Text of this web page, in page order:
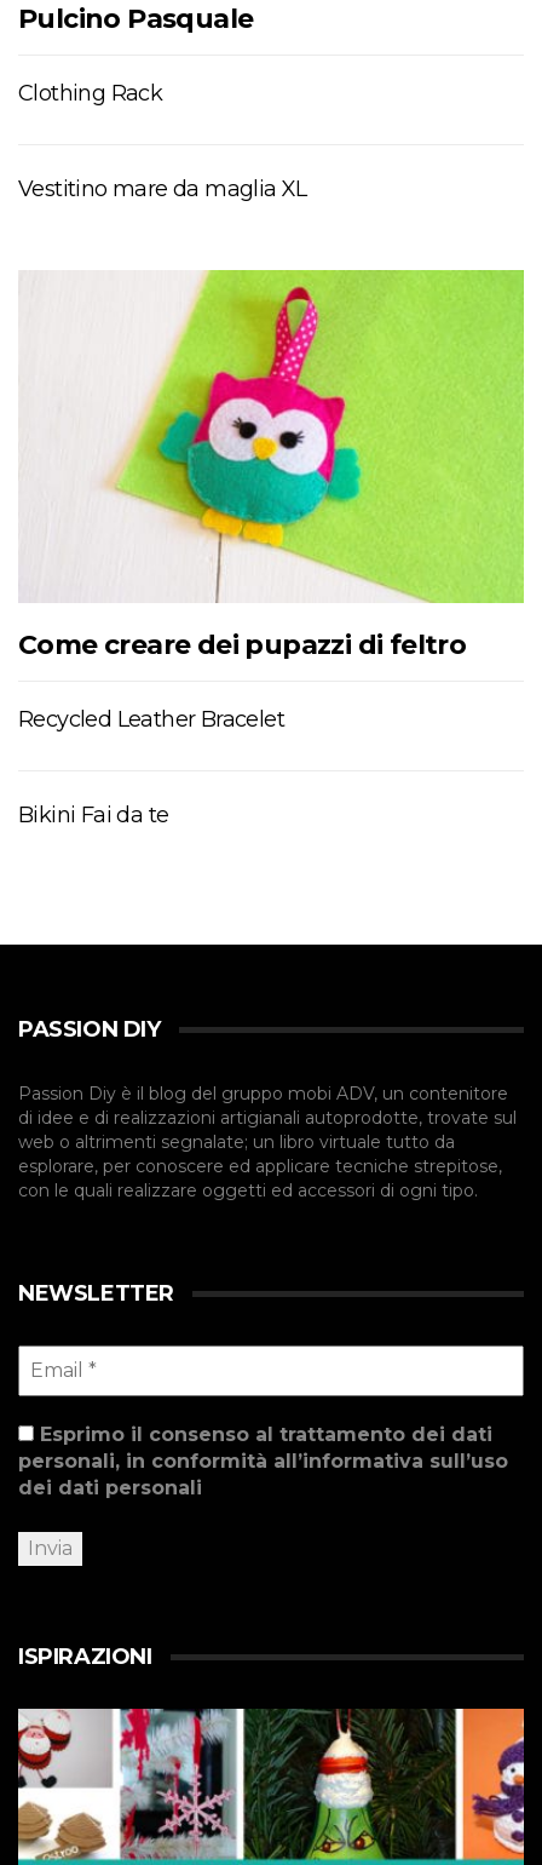
Pulcino Pasquale
Clothing Rack
Vestitino mare da maglia XL
Come creare dei pupazzi di feltro
Recycled Leather Bracelet
Bikini Fai da te
PASSION DIY
Passion Diy è il blog del gruppo mobi ADV, un contenitore
di idee e di realizzazioni artigianali autoprodotte, trovate sul
web o altrimenti segnalate; un libro virtuale tutto da
esplorare, per conoscere ed applicare tecniche strepitose,
con le quali realizzare oggetti ed accessori di ogni tipo.
NEWSLETTER
Esprimo il consenso al trattamento dei dati
personali, in conformità all’informativa sull’uso
dei dati personali
ISPIRAZIONI